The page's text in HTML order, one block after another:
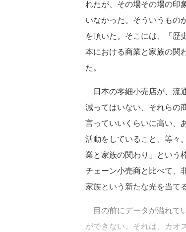
れたが、その場その場の印
いなかった。そういうもの
を頂いた。そこには、「歴
本における商業と家族の関
た。
日本の零細小売店が、流
減ってはいない、それらの
言っていいくらいに高い、
活動をしていること、等々
業と家族の関わり」という
チェーン小売商と比べて、
家族という新たな光を当て
目の前にデータが溢れて
ができない。それは、カオ